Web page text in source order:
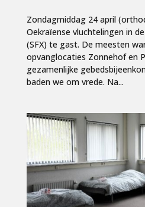
Zondagmiddag 24 april
Oekraïense vluchtelingen in
(SFX) te gast. De meesten
opvanglocaties Zonnehof en
gezamenlijke
baden we om vrede. Na...